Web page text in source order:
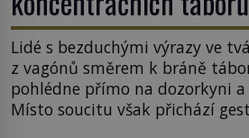
Lidé s bezduchými výrazy ve
z vagónů směrem k bráně
pohlédne přímo na dozorkyni
Místo soucitu však přichází